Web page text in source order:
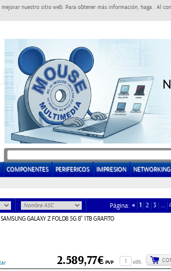
nuestro sitio web. Para obtener más información, haga . Al
COMPONENTES PERIFERICOS IMPRESION NETWORKING
Página: « 1 2 3 …
GALAXY Z FOLD8 5G 8" 1TB GRAFITO
uds.
2.589,77€PVP